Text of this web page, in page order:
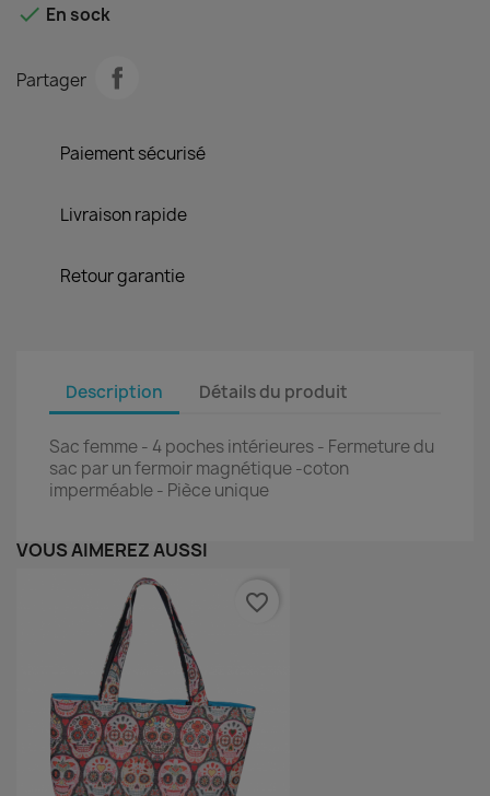
 En sock
Partager
Paiement sécurisé
Livraison rapide
Retour garantie
Description Détails du produit
Sac femme - 4 poches intérieures - Fermeture du
sac par un fermoir magnétique -coton
imperméable - Pièce unique
VOUS AIMEREZ AUSSI
favorite_border